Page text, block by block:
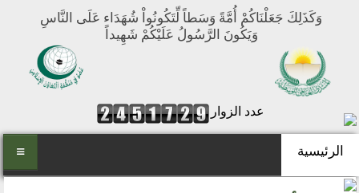
وَكَذَلِكَ جَعَلْنَاكُمْ أُمَّةً وَسَطاً لِّتَكُونُواْ شُهَدَاء عَلَى النَّاسِ
وَيَكُونَ الرَّسُولُ عَلَيْكُمْ شَهِيداً
عدد الزوار
الرئيسية